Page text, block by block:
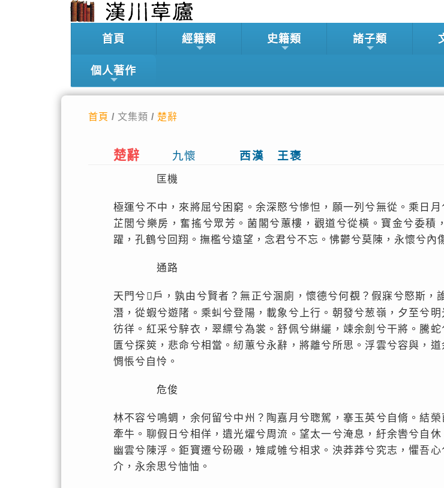
首頁 經籍類 史籍類 諸子類
個人著作
首頁 / 文集類 / 楚辭
楚辭 九懷 西漢 王褒
匡機
極運兮不中，來將屈兮困窮。余深愍兮慘怛，願一列兮無從。乘日
芷閭兮樂房，奮搖兮眾芳。菌閣兮蕙樓，觀道兮從橫。寶金兮委
躍，孔鶴兮回翔。撫檻兮遠望，念君兮不忘。怫鬱兮莫陳，永懷兮內
通路
天門兮𡒰戶，孰由兮賢者？無正兮溷廁，懷德兮何覩？假寐兮愍斯
潛，從蝦兮遊陼。乘虯兮登陽，載象兮上行。朝發兮葱嶺，夕至兮
彷徉。紅采兮騂衣，翠縹兮為裳。舒佩兮綝纚，竦余劍兮干將。騰
匱兮探筴，悲命兮相當。紉蕙兮永辭，將離兮所思。浮雲兮容與，
惆悵兮自怜。
危俊
林不容兮鳴蜩，余何留兮中州？陶嘉月兮聦駕，搴玉英兮自脩。結
牽牛。聊假日兮相佯，遺光燿兮周流。望太一兮淹息，紆余轡兮自
幽雲兮陳浮。鉅寶遷兮砏磤，雉咸雊兮相求。泱莽莽兮究志，懼吾
介，永余思兮怞怞。